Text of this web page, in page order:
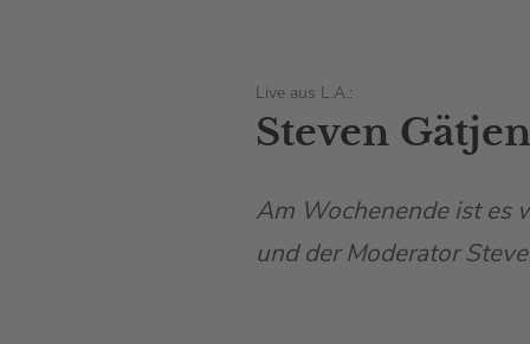
Live aus L.A.:
Steven
Am Wochenende ist es
und der Moderator